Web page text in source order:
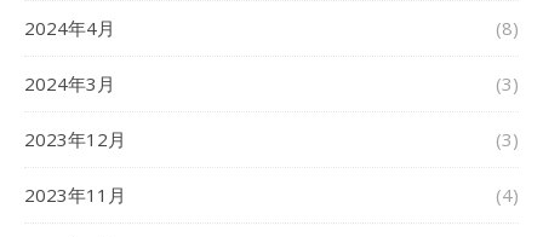
2024年4月 (8)
2024年3月 (3)
2023年12月 (3)
2023年11月 (4)